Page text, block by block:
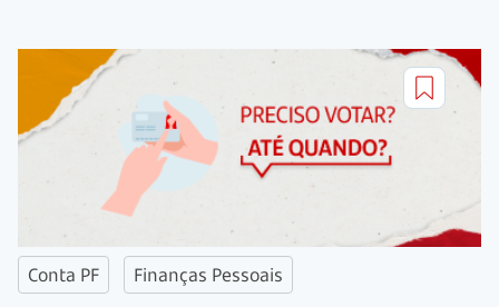
Conta PF Finanças Pessoais